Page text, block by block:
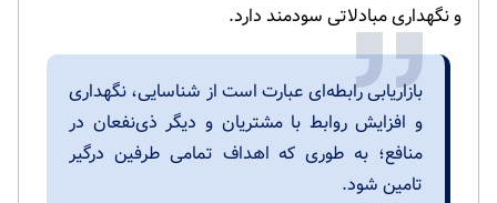
و نگهداری مبادلاتی سودمند دارد.
بازاریابی رابطه‌ای عبارت است از شناسایی، نگهداری
و افزایش روابط با مشتریان و دیگر ذی‌نفعان در
منافع؛ به طوری که اهداف تمامی طرفین درگیر
تامین شود.